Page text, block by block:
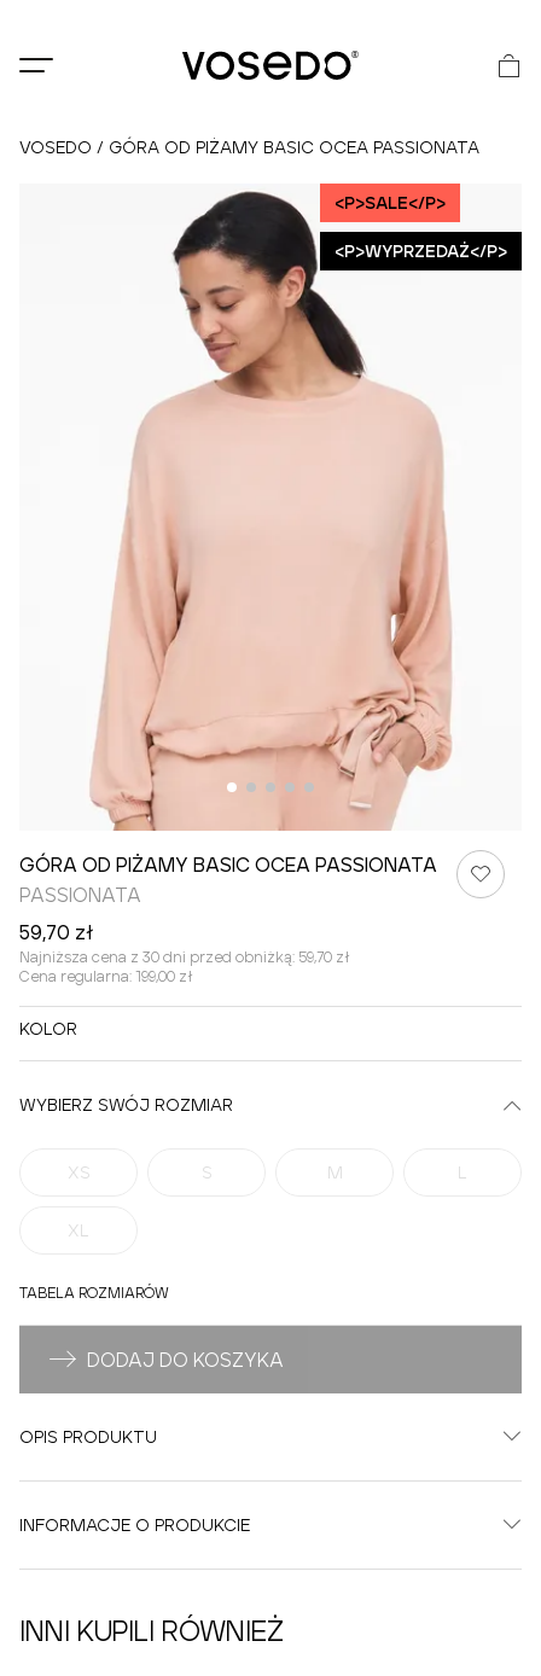
®
VOSEDO / GÓRA OD PIŻAMY BASIC OCEA PASSIONATA
<P>SALE</P>
<P>WYPRZEDAŻ</P>
GÓRA OD PIŻAMY BASIC OCEA PASSIONATA
PASSIONATA
59,70 zł
Najniższa cena z 30 dni przed obniżką: 59,70 zł
Cena regularna: 199,00 zł
KOLOR
WYBIERZ SWÓJ ROZMIAR
XS S M L
XL
TABELA ROZMIARÓW
DODAJ DO KOSZYKA
OPIS PRODUKTU
INFORMACJE O PRODUKCIE
INNI KUPILI RÓWNIEŻ